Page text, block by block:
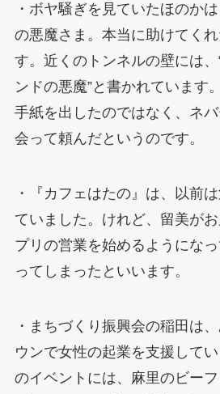
・ボヤ騒ぎを見ていたほのか
の悪魔さま。本当に助けてく
す。近くのトンネルの壁には
ンドの悪魔”と書かれています
手紙を出したのではなく、ネ
会って頼んだというのです。
・『カフェはたの』は、以前
ていました。けれど、留美が
プリの営業を始めるようにな
ってしまったといいます。
・まちづくり振興会の稲田は
ウンで女性の起業を支援して
のイベントには、麻里のビー